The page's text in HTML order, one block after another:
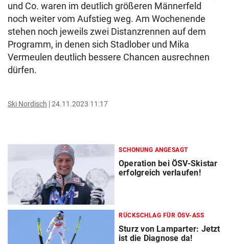
und Co. waren im deutlich größeren Männerfeld
noch weiter vom Aufstieg weg. Am Wochenende
stehen noch jeweils zwei Distanzrennen auf dem
Programm, in denen sich Stadlober und Mika
Vermeulen deutlich bessere Chancen ausrechnen
dürfen.
Ski Nordisch 24.11.2023 11:17
SCHONUNG ANGESAGT
Operation bei ÖSV-Skistar
erfolgreich verlaufen!
RÜCKSCHLAG FÜR ÖSV-ASS
Sturz von Lamparter: Jetzt
ist die Diagnose da!